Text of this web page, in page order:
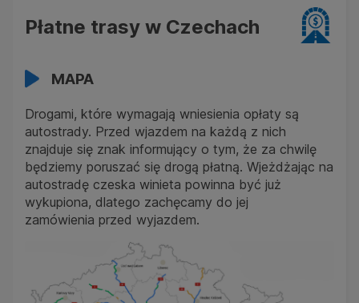
Płatne trasy w Czechach
MAPA
Drogami, które wymagają wniesienia opłaty są
autostrady. Przed wjazdem na każdą z nich
znajduje się znak informujący o tym, że za chwilę
będziemy poruszać się drogą płatną. Wjeżdżając na
autostradę czeska winieta powinna być już
wykupiona, dlatego zachęcamy do jej
zamówienia przed wyjazdem.